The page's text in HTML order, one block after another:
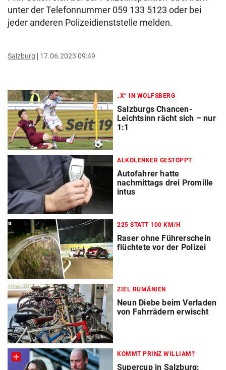
unter der Telefonnummer 059 133 5123 oder bei
jeder anderen Polizeidienststelle melden.
Salzburg 17.06.2023 09:49
„X“ IN WOLFSBERG
Salzburgs Chancen-
Leichtsinn rächt sich – nur
1:1
ALKOLENKER GESTOPPT
Autofahrer hatte
nachmittags drei Promille
intus
225 STATT 100 KM/H
Raser ohne Führerschein
flüchtete vor der Polizei
ZIEL RUMÄNIEN
Neun Diebe beim Verladen
von Fahrrädern erwischt
KOMMT PRINZ WILLIAM?
Supercup in Salzburg: